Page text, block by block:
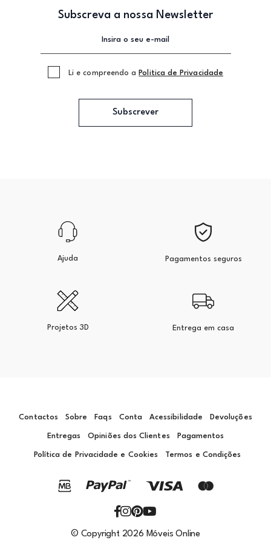
Subscreva a nossa Newsletter
Li e compreendo a Politica de Privacidade
Subscrever
Ajuda Pagamentos seguros
Projetos 3D Entrega em casa
Contactos Sobre Faqs Conta Acessibilidade Devoluções
Entregas Opiniões dos Clientes Pagamentos
Política de Privacidade e Cookies Termos e Condições
© Copyright 2026 Móveis Online